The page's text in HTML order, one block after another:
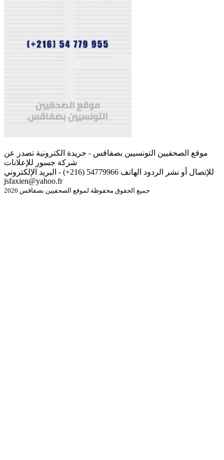
موقع الصحفيين التونسيين بصفاقس - جريدة الكترونية تصدر عن
شركة جسور للإعلانات
للإتصال أو نشر الردود الهاتف 54779966 (216+) - البريد الإلكتروني
jsfaxien@yahoo.fr
جميع الحقوق محفوظة لموقع الصحفيين بصفاقس 2026